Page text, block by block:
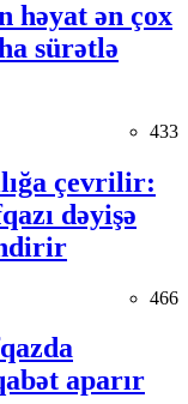
həyat ən çox
sürətlə
433
çevrilir:
dəyişə
466
aparır